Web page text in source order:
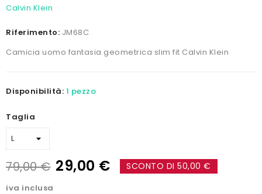
Calvin Klein
Riferimento: JM68C
Camicia uomo fantasia geometrica slim fit Calvin Klein
Disponibilità: 1 pezzo
Taglia
79,00 € 29,00 € SCONTO DI 50,00 €
iva inclusa